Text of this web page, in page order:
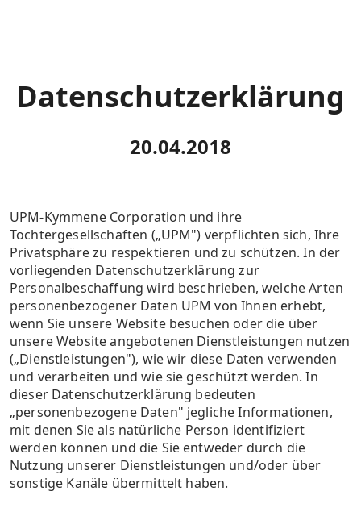
Datenschutzerklärung
20.04.2018
UPM-Kymmene Corporation und ihre
Tochtergesellschaften („UPM") verpflichten sich, Ihre
Privatsphäre zu respektieren und zu schützen. In der
vorliegenden Datenschutzerklärung zur
Personalbeschaffung wird beschrieben, welche Arten
personenbezogener Daten UPM von Ihnen erhebt,
wenn Sie unsere Website besuchen oder die über
unsere Website angebotenen Dienstleistungen nutzen
(„Dienstleistungen"), wie wir diese Daten verwenden
und verarbeiten und wie sie geschützt werden. In
dieser Datenschutzerklärung bedeuten
„personenbezogene Daten" jegliche Informationen,
mit denen Sie als natürliche Person identifiziert
werden können und die Sie entweder durch die
Nutzung unserer Dienstleistungen und/oder über
sonstige Kanäle übermittelt haben.